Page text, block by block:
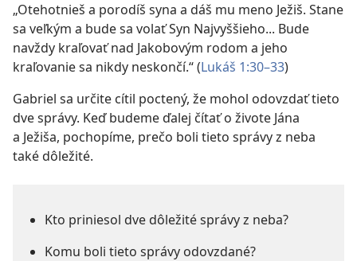
„Otehotnieš a porodíš syna a dáš mu meno Ježiš. Stane
sa veľkým a bude sa volať Syn Najvyššieho... Bude
navždy kraľovať nad Jakobovým rodom a jeho
kraľovanie sa nikdy neskončí.“ (Lukáš 1:30–33)
Gabriel sa určite cítil poctený, že mohol odovzdať tieto
dve správy. Keď budeme ďalej čítať o živote Jána
a Ježiša, pochopíme, prečo boli tieto správy z neba
také dôležité.
Kto priniesol dve dôležité správy z neba?
Komu boli tieto správy odovzdané?